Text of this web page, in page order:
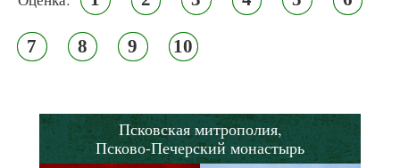
7 8 9 10
Псковская митрополия,
Псково-Печерский монастырь